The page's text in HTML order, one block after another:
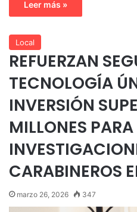
Leer más »
Local
REFUERZAN
TECNOLOGÍA
INVERSIÓN
MILLONES
CARABINEROS
marzo 26, 2026 347